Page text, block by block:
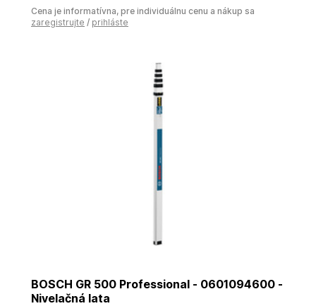
Cena je informatívna, pre individuálnu cenu a nákup sa
zaregistrujte / prihláste
BOSCH GR 500 Professional - 0601094600 -
Nivelačná lata